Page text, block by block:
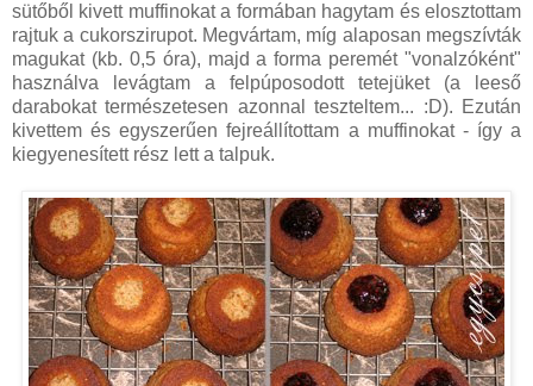
sütőből kivett muffinokat a formában hagytam és elosztottam
rajtuk a cukorszirupot. Megvártam, míg alaposan megszívták
magukat (kb. 0,5 óra), majd a forma peremét "vonalzóként"
használva levágtam a felpúposodott tetejüket (a leeső
darabokat természetesen azonnal teszteltem... :D). Ezután
kivettem és egyszerűen fejreállítottam a muffinokat - így a
kiegyenesített rész lett a talpuk.